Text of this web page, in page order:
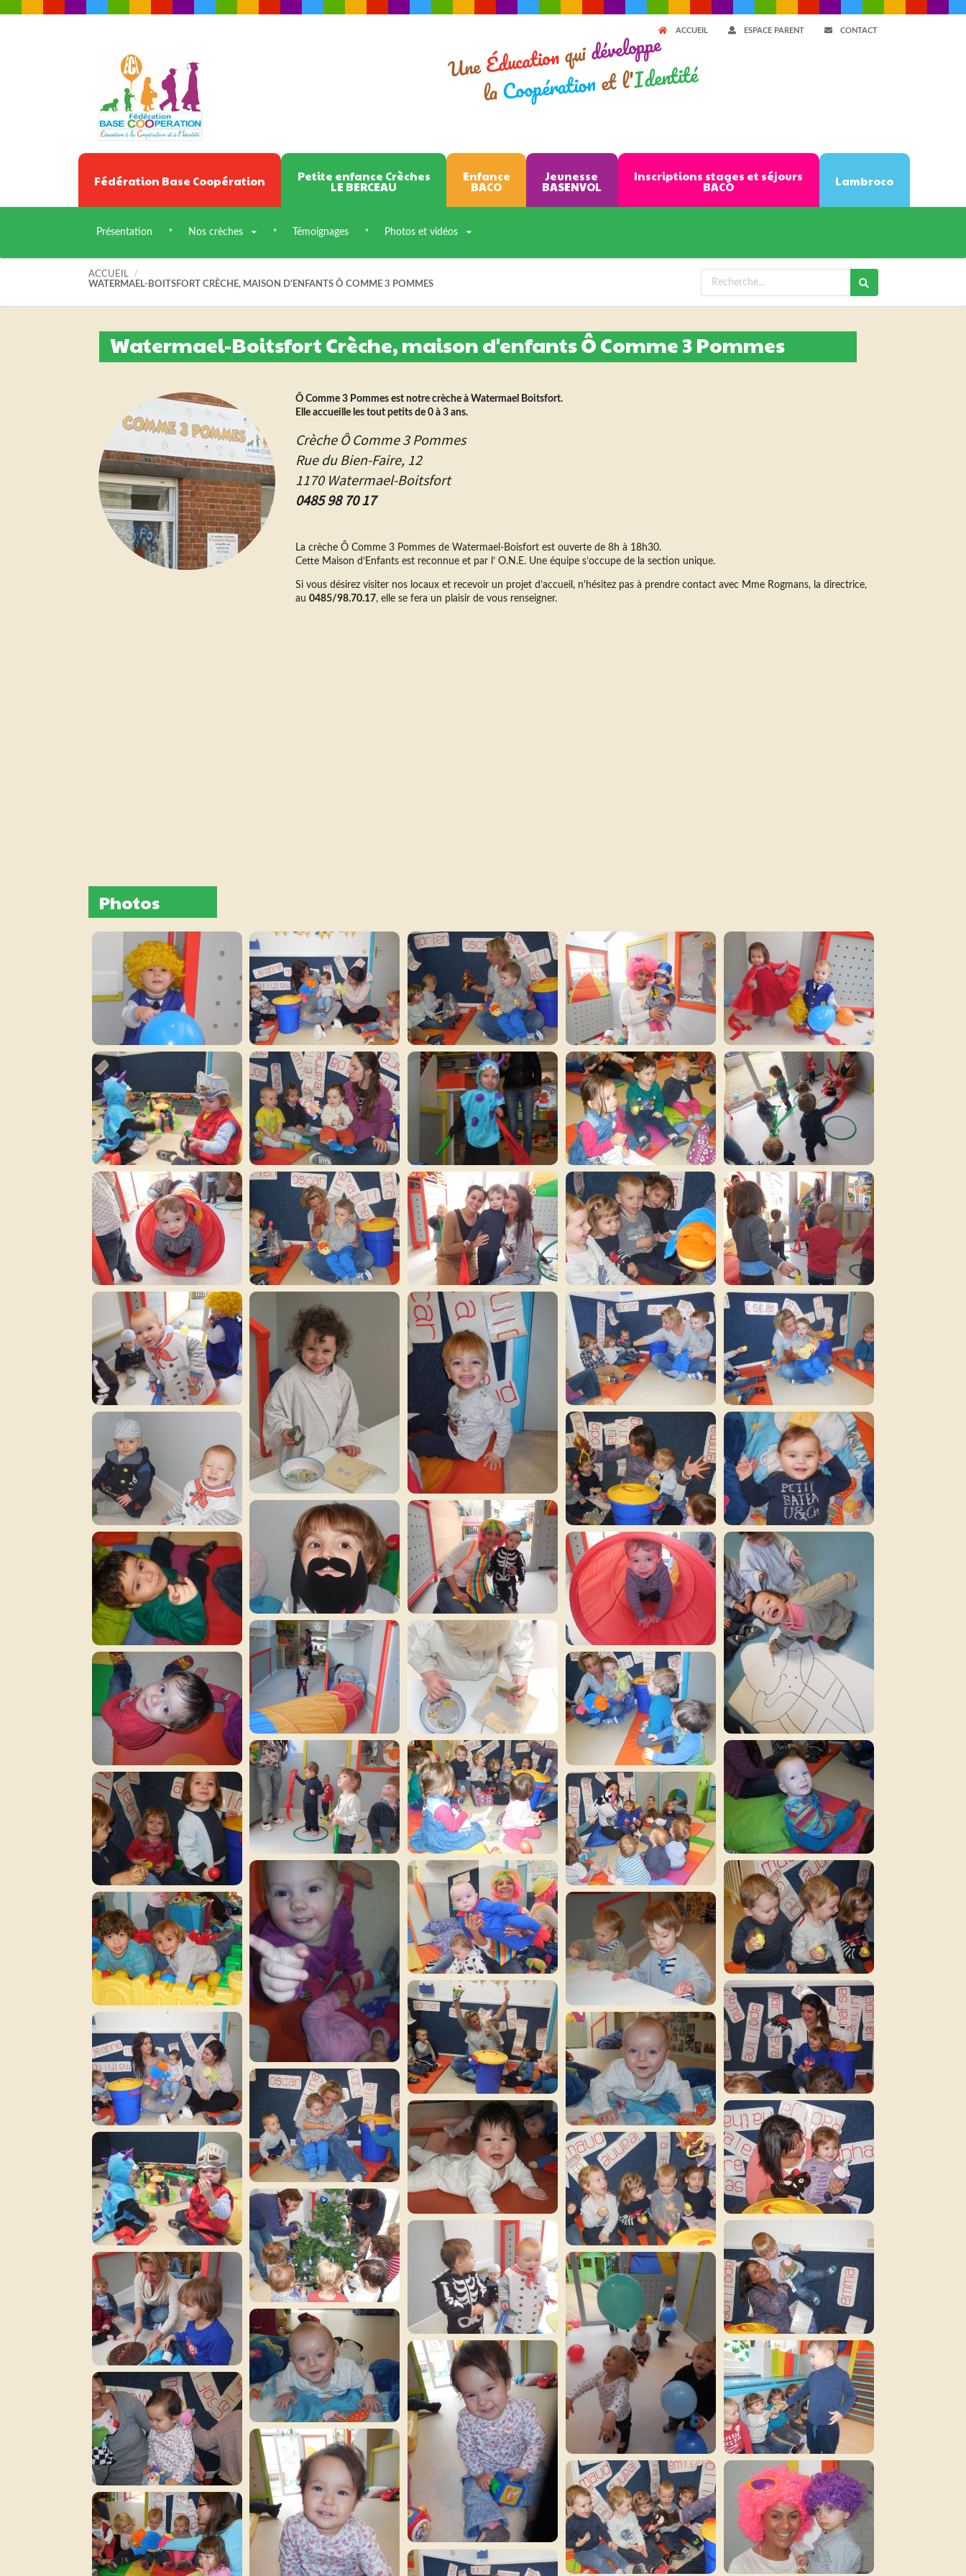
ACCUEIL ESPACE PARENT CONTACT
UneÉducationquidéveloppe
laCoopérationet l'Identité
Fédération Base Coopération Petite enfance Crèches
LE BERCEAU
Enfance
BACO
Jeunesse
BASENVOL
Inscriptions stages et séjours
BACO Lambroco
Présentation Nos crèches Témoignages Photos et vidéos
ACCUEIL
/
WATERMAEL-BOITSFORT CRÈCHE, MAISON D'ENFANTS Ô COMME 3 POMMES
Watermael-Boitsfort Crèche, maison d'enfants Ô Comme 3 Pommes
Ô Comme 3 Pommes est notre crèche à Watermael Boitsfort.
Elle accueille les tout petits de 0 à 3 ans.
Crèche Ô Comme 3 Pommes
Rue du Bien-Faire, 12
1170 Watermael-Boitsfort
0485 98 70 17
La crèche Ô Comme 3 Pommes de Watermael-Boisfort est ouverte de 8h à 18h30.
Cette Maison d’Enfants est reconnue et par l’ O.N.E. Une équipe s’occupe de la section unique.
Si vous désirez visiter nos locaux et recevoir un projet d’accueil, n'hésitez pas à prendre contact avec Mme Rogmans, la directrice,
au0485/98.70.17, elle se fera un plaisir de vous renseigner.
Photos